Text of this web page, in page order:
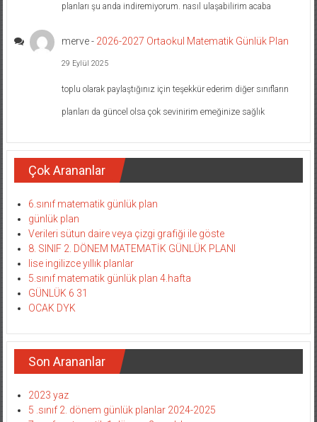
planları şu anda indiremiyorum. nasıl ulaşabilirim acaba
merve- 2026-2027 Ortaokul Matematik Günlük Plan
29 Eylül 2025
toplu olarak paylaştığınız için teşekkür ederim diğer sınıfların
planları da güncel olsa çok sevinirim emeğinize sağlık
Çok Arananlar
6.sınıf matematik günlük plan
günlük plan
Verileri sütun daire veya çizgi grafiği ile göste
8. SINIF 2. DÖNEM MATEMATİK GÜNLÜK PLANI
lise ingilizce yıllık planlar
5.sınıf matematik günlük plan 4.hafta
GÜNLÜK 6 31
OCAK DYK
Son Arananlar
2023 yaz
5 .sınıf 2. dönem günlük planlar 2024-2025